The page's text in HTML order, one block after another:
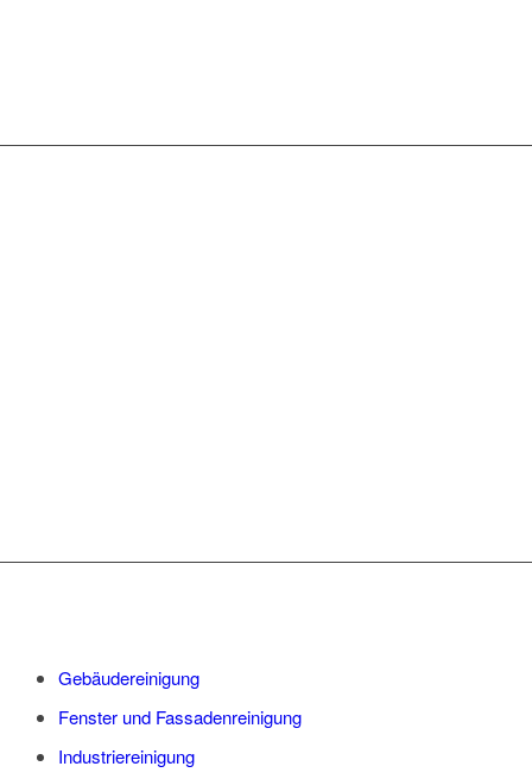
Gebäudereinigung
Fenster und Fassadenreinigung
Industriereinigung